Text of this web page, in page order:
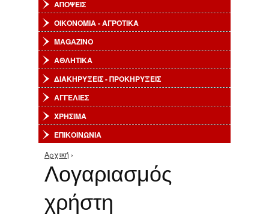
ΑΠΟΨΕΙΣ
ΟΙΚΟΝΟΜΙΑ - ΑΓΡΟΤΙΚΑ
MAGAZINO
ΑΘΛΗΤΙΚΑ
ΔΙΑΚΗΡΥΞΕΙΣ - ΠΡΟΚΗΡΥΞΕΙΣ
ΑΓΓΕΛΙΕΣ
ΧΡΗΣΙΜΑ
ΕΠΙΚΟΙΝΩΝΙΑ
Είστε εδώ
Αρχική ›
Λογαριασμός
χρήστη